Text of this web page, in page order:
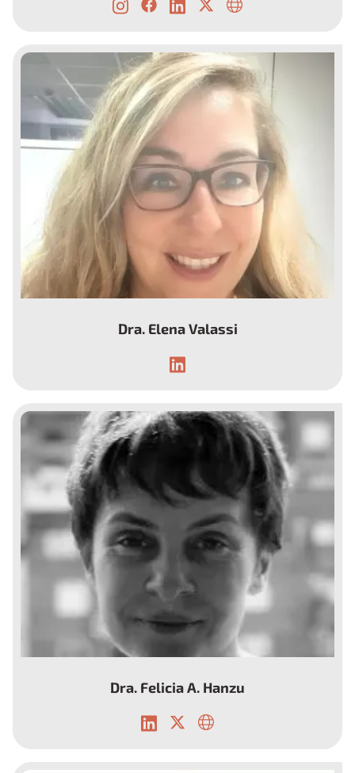
Secretaria y directora de la Fundación Dr.
Torrent-Farnell
Dra. Elena Valassi
Endocrinóloga.
Dra. Felicia A. Hanzu